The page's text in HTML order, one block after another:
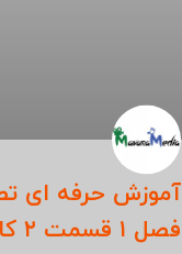
آموزش حرفه ای
فصل ۱ قسمت ۲ کانال های RGB